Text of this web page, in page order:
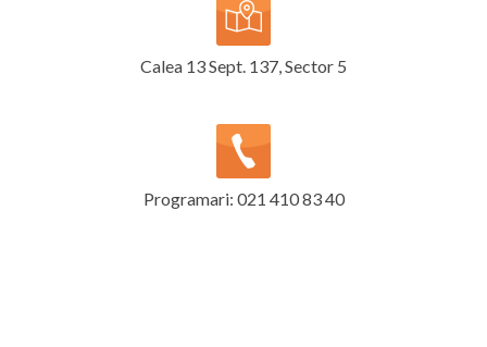
Calea 13 Sept. 137, Sector 5
Programari: 021 410 83 40